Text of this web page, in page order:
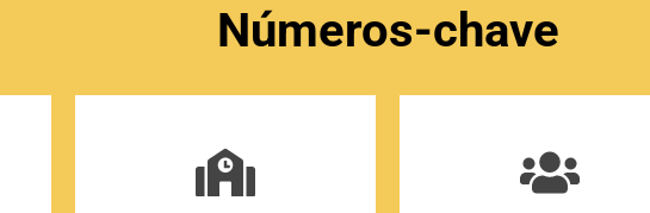
Números-chave